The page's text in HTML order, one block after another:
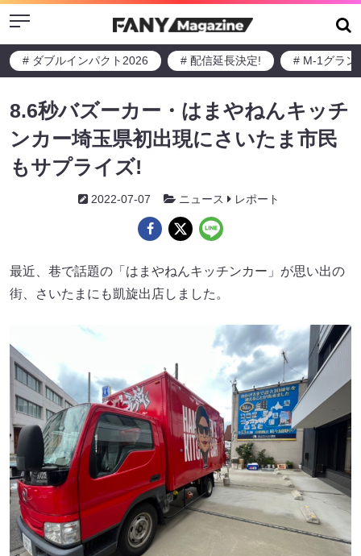
Menu
# ダブルインパクト2026 # 配信延長決定! # M-1グラン
8.6秒バズーカー・はまやねんキッチ
ンカー埼玉県初出現にさいたま市民
もサプライズ!
2022-07-07 ニュース レポート
最近、巷で話題の「はまやねんキッチンカー」が思い出の
街、さいたまにも凱旋出店しました。